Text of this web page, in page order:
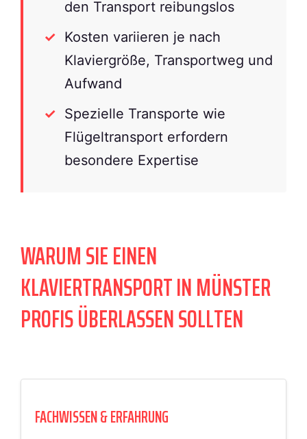
den Transport reibungslos
Kosten variieren je nach
Klaviergröße, Transportweg und
Aufwand
Spezielle Transporte wie
Flügeltransport erfordern
besondere Expertise
WARUM SIE EINEN
KLAVIERTRANSPORT IN MÜNSTER
PROFIS ÜBERLASSEN SOLLTEN
FACHWISSEN & ERFAHRUNG